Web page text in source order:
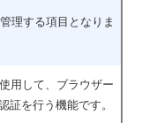
理する項目となりま
用して、ブラウザー
証を行う機能です。